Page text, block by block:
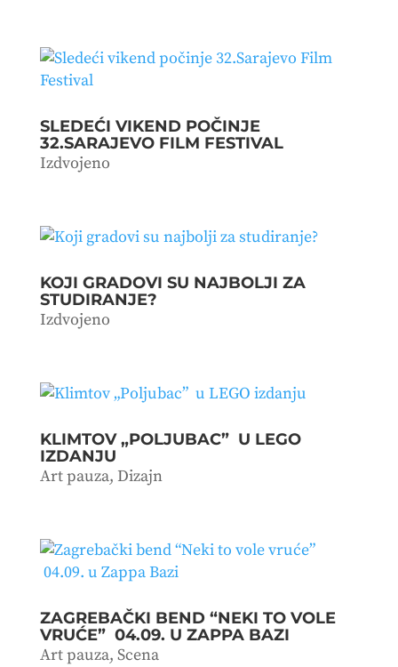
SLEDEĆI VIKEND POČINJE
32.SARAJEVO FILM FESTIVAL
Izdvojeno
KOJI GRADOVI SU NAJBOLJI ZA
STUDIRANJE?
Izdvojeno
KLIMTOV „POLJUBAC” U LEGO
IZDANJU
Art pauza, Dizajn
ZAGREBAČKI BEND “NEKI TO VOLE
VRUĆE” 04.09. U ZAPPA BAZI
Art pauza, Scena